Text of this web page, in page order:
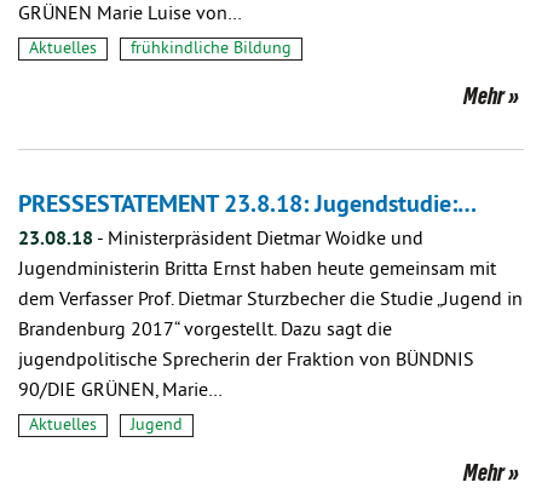
GRÜNEN Marie Luise von…
Aktuelles frühkindliche Bildung
Mehr
PRESSESTATEMENT 23.8.18: Jugendstudie:…
23.08.18 - Ministerpräsident Dietmar Woidke und
Jugendministerin Britta Ernst haben heute gemeinsam mit
dem Verfasser Prof. Dietmar Sturzbecher die Studie „Jugend in
Brandenburg 2017“ vorgestellt. Dazu sagt die
jugendpolitische Sprecherin der Fraktion von BÜNDNIS
90/DIE GRÜNEN, Marie…
Aktuelles Jugend
Mehr